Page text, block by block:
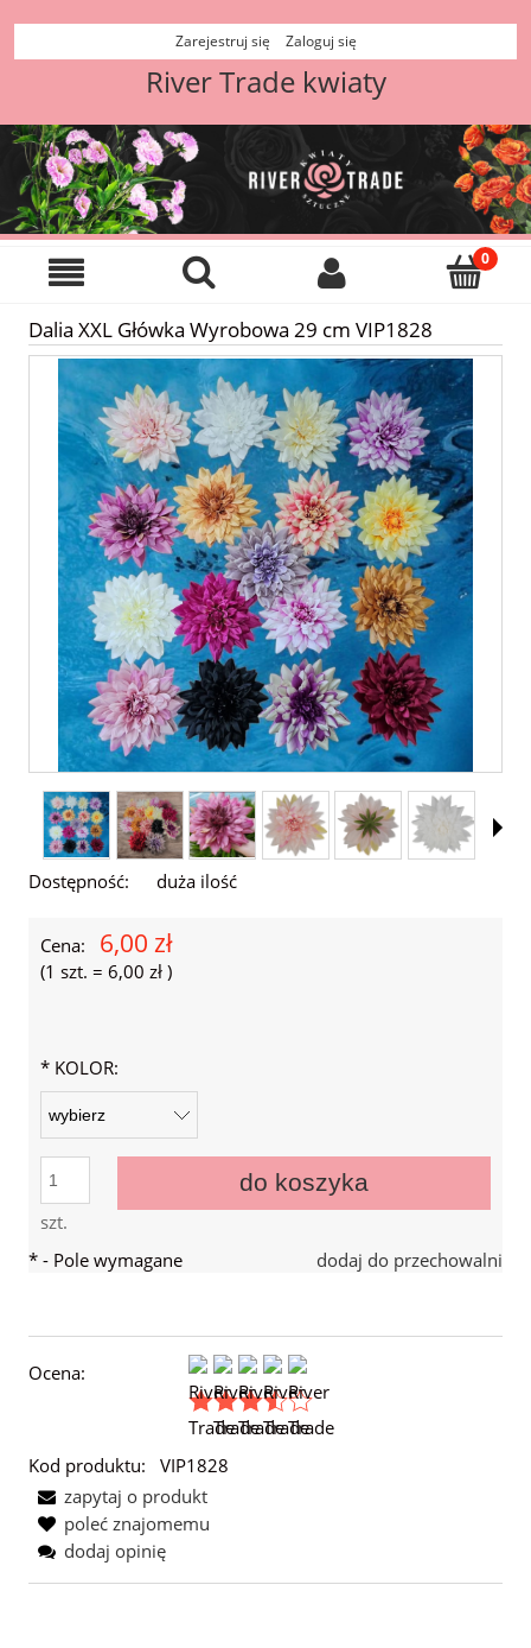
Zarejestruj się Zaloguj się
River Trade kwiaty
Dalia XXL Główka Wyrobowa 29 cm VIP1828
Dostępność: duża ilość
Cena: 6,00 zł
(1 szt. = 6,00 zł )
* KOLOR:
szt.
do koszyka
dodaj do przechowalni
* - Pole wymagane
Ocena:
Kod produktu:
VIP1828
zapytaj o produkt
poleć znajomemu
dodaj opinię